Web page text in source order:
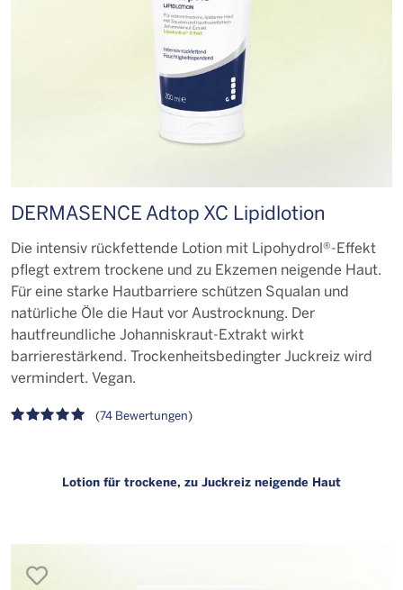
DERMASENCE Adtop XC Lipidlotion
Die intensiv rückfettende Lotion mit Lipohydrol®-Effekt
pflegt extrem trockene und zu Ekzemen neigende Haut.
Für eine starke Hautbarriere schützen Squalan und
natürliche Öle die Haut vor Austrocknung. Der
hautfreundliche Johanniskraut-Extrakt wirkt
barrierestärkend. Trockenheitsbedingter Juckreiz wird
vermindert. Vegan.
(74 Bewertungen)
Lotion für trockene, zu Juckreiz neigende Haut
merken